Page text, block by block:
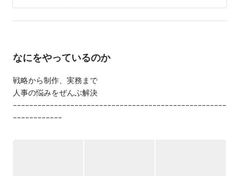
なにをやっているのか
戦略から制作、実務まで
人事の悩みをぜんぶ解決
––––––––––––––––––––––––––––––––––––––––––––––––––––
––––––––––––
2）ドーピングしない採用クリエイティブ